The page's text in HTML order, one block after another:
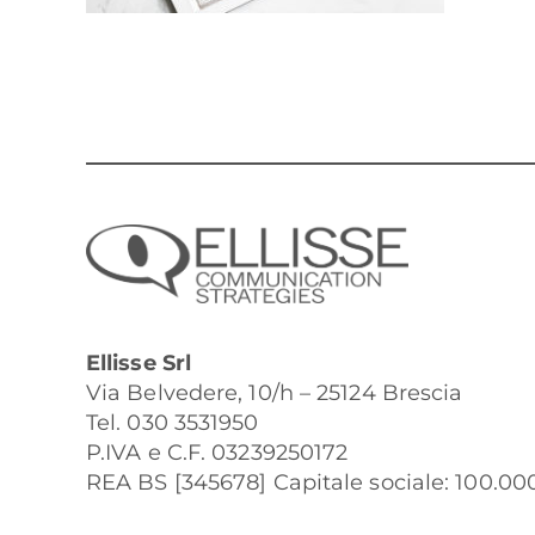
Ellisse Srl
Via Belvedere, 10/h – 25124 Brescia
Tel. 030 3531950
P.IVA e C.F. 03239250172
REA BS [345678] Capitale sociale: